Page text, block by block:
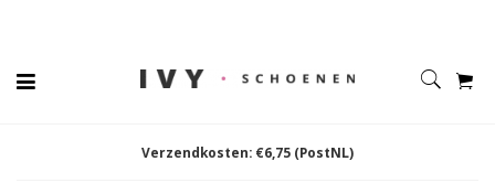
Verzendkosten: €6,75 (PostNL)